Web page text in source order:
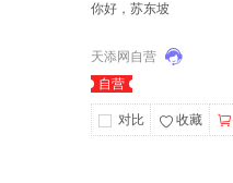
你好，苏东坡
天添网自营
自营
对比 收藏